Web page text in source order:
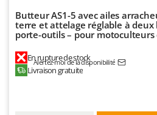
P
Palazzetti
Palumbo Pavi
Partisani
Paterlini
Butteur AS1-5 avec ailes
terre et attelage réglable à deux
porte-outils – pour motoculteurs
En rupture de stock
Alertez-moi de la disponibilité
Livraison gratuite